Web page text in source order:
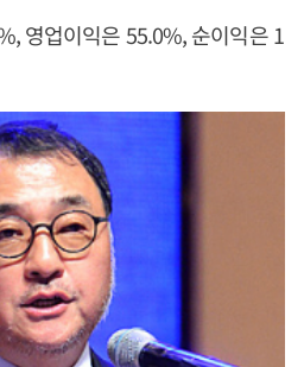
영업이익은 55.0%, 순이익은 1